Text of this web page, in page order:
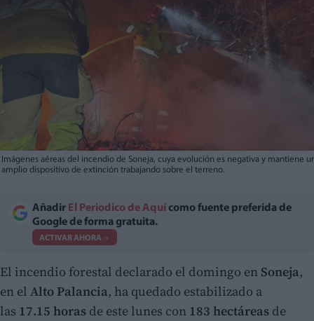
Imágenes aéreas del incendio de Soneja, cuya evolución es negativa y mantiene
amplio dispositivo de extinción trabajando sobre el terreno.
Añadir El Periodico de Aquí como fuente preferida de
Google de forma gratuita.
ACTIVAR AHORA
El incendio forestal declarado el domingo en Soneja,
en el Alto Palancia, ha quedado estabilizado a
las 17.15 horas de este lunes con 183 hectáreas de